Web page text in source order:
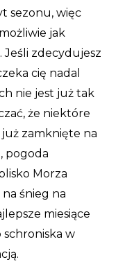
sezonu, więc
jak
zdecydujesz
cię nadal
nie jest już tak
że niektóre
zamknięte na
pogoda
Morza
śnieg na
miesiące
schroniska w